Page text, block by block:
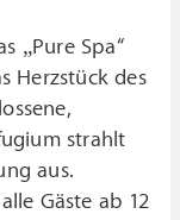
„Pure Spa“
Herzstück des
strahlt
aus.
Gäste ab 12